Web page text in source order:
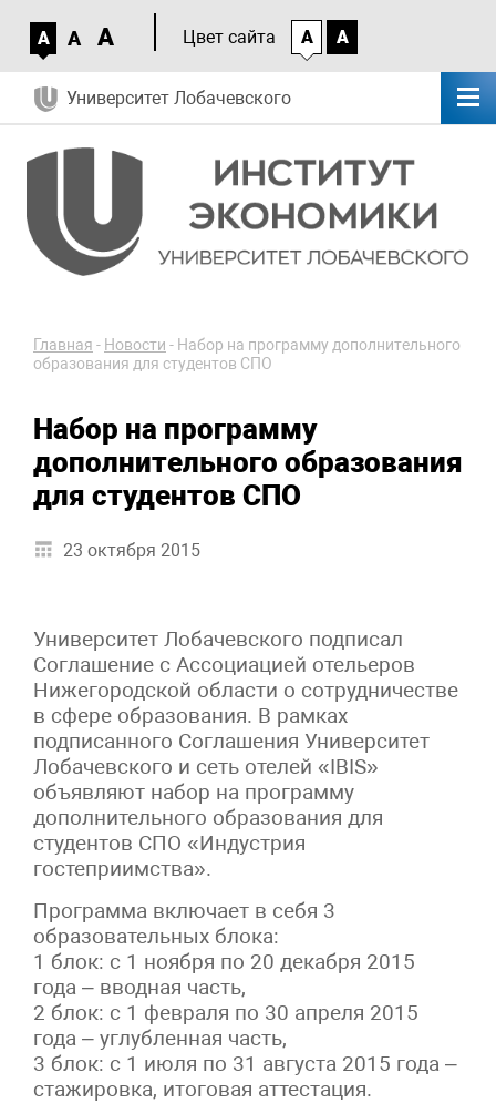
A A A Цвет сайта A A
Университет Лобачевского
Главная - Новости - Набор на программу дополнительного
образования для студентов СПО
Набор на программу
дополнительного образования
для студентов СПО
23 октября 2015
Университет Лобачевского подписал
Соглашение с Ассоциацией отельеров
Нижегородской области о сотрудничестве
в сфере образования. В рамках
подписанного Соглашения Университет
Лобачевского и сеть отелей «IBIS»
объявляют набор на программу
дополнительного образования для
студентов СПО «Индустрия
гостеприимства».
Программа включает в себя 3
образовательных блока:
1 блок: с 1 ноября по 20 декабря 2015
года – вводная часть,
2 блок: с 1 февраля по 30 апреля 2015
года – углубленная часть,
3 блок: с 1 июля по 31 августа 2015 года –
стажировка, итоговая аттестация.